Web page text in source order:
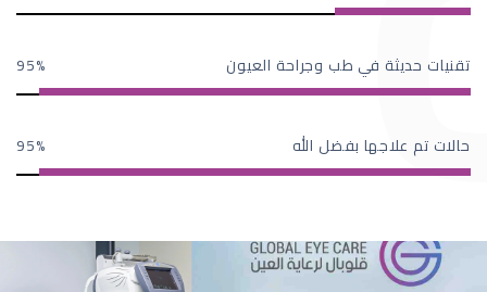
تقنيات حديثة في طب وجراحة العيون 95
حالات تم علاجها بفضل الله 95